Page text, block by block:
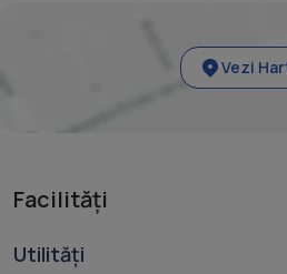
Vezi
Facilități
Utilități